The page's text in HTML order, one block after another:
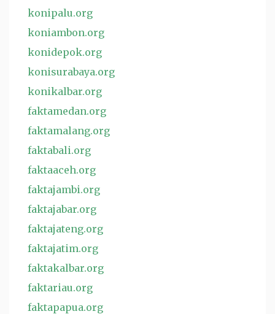
konipalu.org
koniambon.org
konidepok.org
konisurabaya.org
konikalbar.org
faktamedan.org
faktamalang.org
faktabali.org
faktaaceh.org
faktajambi.org
faktajabar.org
faktajateng.org
faktajatim.org
faktakalbar.org
faktariau.org
faktapapua.org